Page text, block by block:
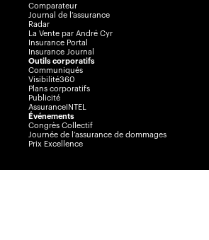
Comparateur
Journal de l’assurance
Radar
La Vente par André Cyr
Insurance Portal
Insurance Journal
Outils corporatifs
Communiqués
Visibilité360
Plans corporatifs
Publicité
AssuranceINTEL
Événements
Congrès Collectif
Journée de l’assurance de dommages
Prix Excellence